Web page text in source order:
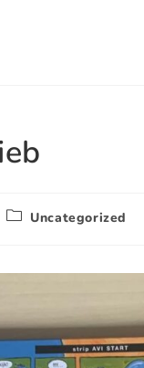
Uncategorized